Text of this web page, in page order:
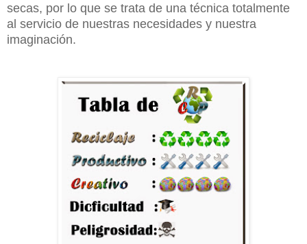
secas, por lo que se trata de una técnica totalmente
al servicio de nuestras necesidades y nuestra
imaginación.